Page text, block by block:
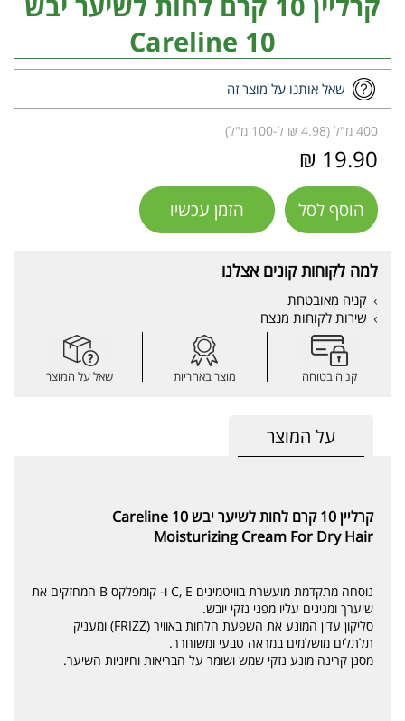
Careline 10
שאל אותנו על מוצר זה
400 מ"ל (4.98 ₪ ל-100 מ"ל)
19.90 ₪
הוסף לסל הזמן עכשיו
למה לקוחות קונים אצלנו
קניה מאובטחת
שירות לקוחות מנצח
קניה בטוחה מוצר באחריות שאל על המוצר
על המוצר
קרליין 10 קרם לחות לשיער יבש Careline 10
Moisturizing Cream For Dry Hair
נוסחה מתקדמת מועשרת בוויטמינים C, E ו- קומפלקס B המחזקים את
שיערך ומגינים עליו מפני נזקי יובש.
סליקון עדין המונע את השפעת הלחות באוויר (FRIZZ) ומעניק
תלתלים מושלמים במראה טבעי ומשוחרר.
מסנן קרינה מונע נזקי שמש ושומר על הבריאות וחיוניות השיער.